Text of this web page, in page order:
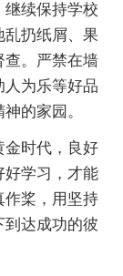
继续保持学校
乱扔纸屑、果
查。严禁在墙
人为乐等好品
的家园。
时代，良好
好学习，才能
作桨，用坚持
到达成功的彼